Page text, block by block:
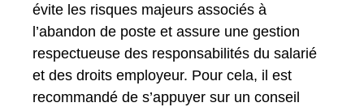
évite les risques majeurs associés à
l’abandon de poste et assure une gestion
respectueuse des responsabilités du salarié
et des droits employeur. Pour cela, il est
recommandé de s’appuyer sur un conseil